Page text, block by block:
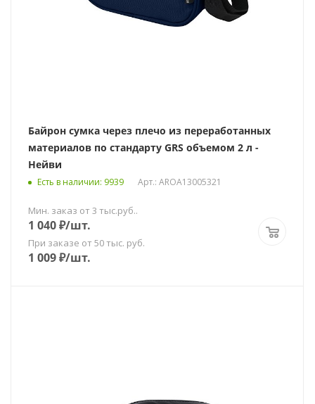
Байрон сумка через плечо из переработанных
материалов по стандарту GRS объемом 2 л -
Нейви
Есть в наличии: 9939 Арт.: AROA13005321
Мин. заказ от 3 тыс.руб..
1 040₽/шт.
При заказе от 50 тыс. руб.
1 009₽/шт.